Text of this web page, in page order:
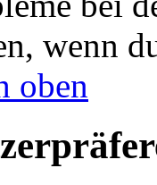
wenn
oben